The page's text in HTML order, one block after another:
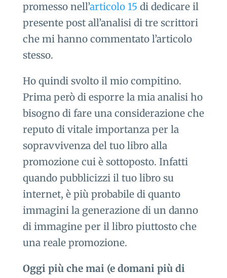
promesso nell’articolo 15 di dedicare il
presente post all’analisi di tre scrittori
che mi hanno commentato l’articolo
stesso.
Ho quindi svolto il mio compitino.
Prima però di esporre la mia analisi ho
bisogno di fare una considerazione che
reputo di vitale importanza per la
sopravvivenza del tuo libro alla
promozione cui è sottoposto. Infatti
quando pubblicizzi il tuo libro su
internet, è più probabile di quanto
immagini la generazione di un danno
di immagine per il libro piuttosto che
una reale promozione.
Oggi più che mai (e domani più di